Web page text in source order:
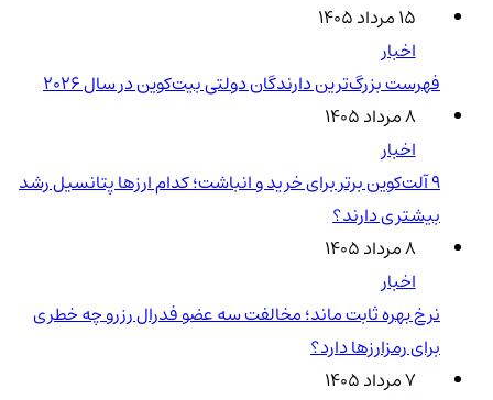
۱۵ مرداد ۱۴۰۵
اخبار
فهرست بزرگ‌ترین دارندگان دولتی بیت‌کوین در سال 2026
۸ مرداد ۱۴۰۵
اخبار
۹ آلت‌کوین برتر برای خرید و انباشت؛ کدام ارزها پتانسیل رشد
بیشتری دارند؟
۸ مرداد ۱۴۰۵
اخبار
نرخ بهره ثابت ماند؛ مخالفت سه عضو فدرال رزرو چه خطری
برای رمزارزها دارد؟
۷ مرداد ۱۴۰۵